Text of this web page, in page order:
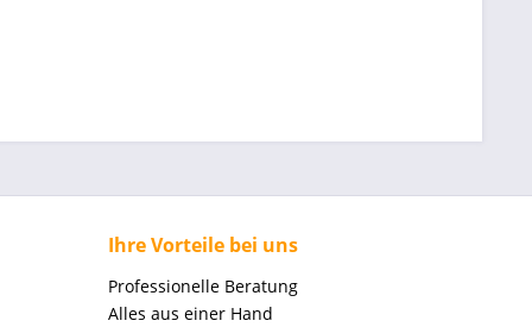
Ihre Vorteile bei uns
Professionelle Beratung
Alles aus einer Hand